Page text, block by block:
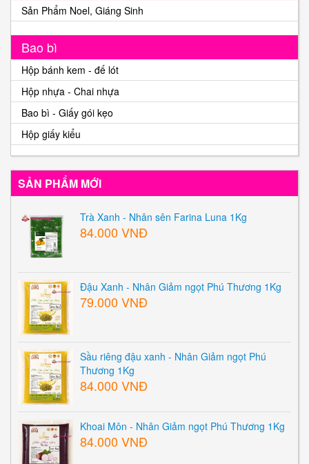
Sản Phẩm Noel, Giáng Sinh
Bao bì
Hộp bánh kem - đế lót
Hộp nhựa - Chai nhựa
Bao bì - Giấy gói kẹo
Hộp giấy kiểu
SẢN PHẨM MỚI
Trà Xanh - Nhân sên Farina Luna 1Kg
84.000 VNĐ
Đậu Xanh - Nhân Giảm ngọt Phú Thương 1Kg
79.000 VNĐ
Sầu riêng đậu xanh - Nhân Giảm ngọt Phú
Thương 1Kg
84.000 VNĐ
Khoai Môn - Nhân Giảm ngọt Phú Thương 1Kg
84.000 VNĐ